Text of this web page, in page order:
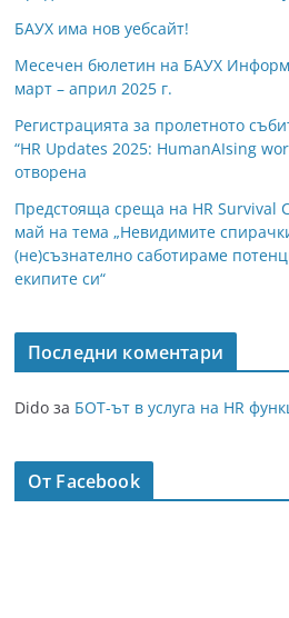
БАУХ има нов уебсайт!
Месечен бюлетин на БАУХ
март – април 2025 г.
Регистрацията за пролетното
“HR Updates 2025: HumanAIsing
отворена
Предстояща среща на HR Survival
май на тема „Невидимите
(не)съзнателно саботираме
екипите си“
Последни коментари
Dido за БОТ-ът в услуга на HR
От Facebook